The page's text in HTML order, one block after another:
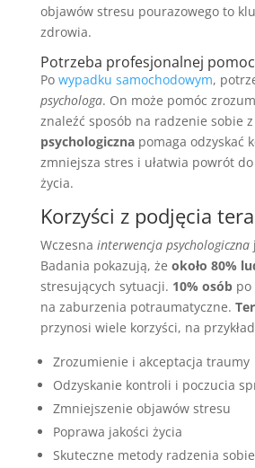
objawów stresu pourazowego to
zdrowia.
Potrzeba profesjonalnej
Po wypadku samochodowym,
psychologa. On może pomóc
znaleźć sposób na radzenie sobie
psychologicznapomaga odzyskać
zmniejsza stres i ułatwia powrót
życia.
Korzyści z podjęcia
Wczesna interwencja psychologiczna
Badania pokazują, że około 80%
stresujących sytuacji. 10% osóbpo
na zaburzenia potraumatyczne.
przynosi wiele korzyści, na
Zrozumienie i akceptacja traumy
Odzyskanie kontroli i poczucia
Zmniejszenie objawów stresu
Poprawa jakości życia
Skuteczne metody radzenia sobie